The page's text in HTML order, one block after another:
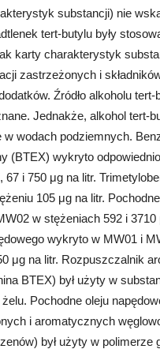
substancji) nie
tert-butylu były
karty charakterystyk
zastrzeżonych i
Źródło alkoholu tert-
Jednakże, alkohol tert-
w wodach podziemnych.
(BTEX) wykryto
67 i 750 μg na litr.
105 μg na litr.
w stężeniach 592 i 3710
wykryto w MW01 i
μg na litr. Rozpuszczalnik
BTEX) był użyty w
Pochodne oleju
i aromatycznych
był użyty w polimerze